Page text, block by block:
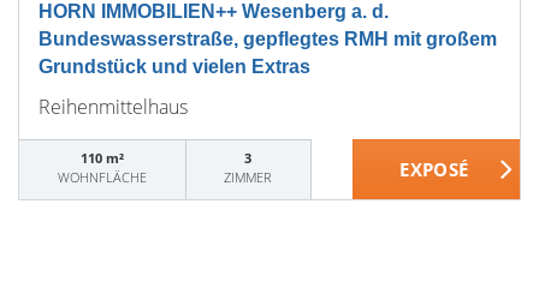
HORN IMMOBILIEN++ Wesenberg a. d.
Bundeswasserstraße, gepflegtes RMH mit großem
Grundstück und vielen Extras
Reihenmittelhaus
110 m²
WOHNFLÄCHE
3
ZIMMER